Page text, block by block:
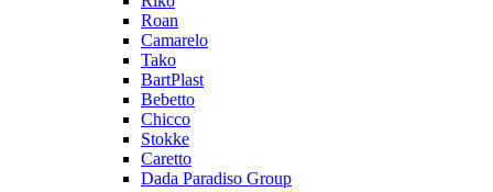
Roan
Camarelo
Tako
BartPlast
Bebetto
Chicco
Stokke
Caretto
Dada Paradiso Group